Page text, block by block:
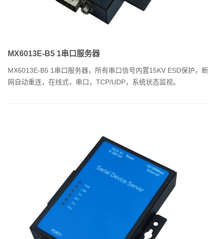
MX6013E-B5 1串口服务器
MX6013E-B5 1串口服务器，所有串口信号内置15KV ESD保护，断
网自动重连，在线式，串口，TCP/UDP，系统状态监视。